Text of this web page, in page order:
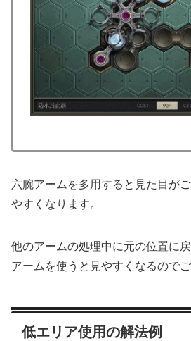
六腕アームを多用すると見た目が
やすくなります。
他のアームの処理中に元の位置に
アームを使うと見やすくなるのでご
低エリア使用の解法例